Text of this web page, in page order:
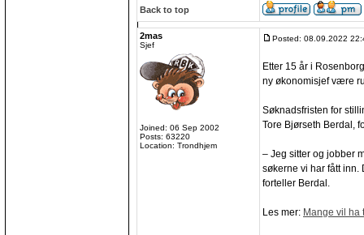
Back to top
2mas
Sjef
Joined: 06 Sep 2002
Posts: 63220
Location: Trondhjem
Posted: 08.09.2022
Etter 15 år i
ny økonomisjef være
Søknadsfristen for
Tore Bjørseth Berdal,
– Jeg sitter og jobber
søkerne vi har fått inn.
forteller Berdal.
Les mer: Mange vil ha